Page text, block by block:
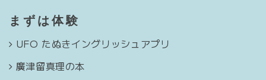
まずは体験
UFO たぬきイングリッシュアプリ
廣津留真理の本